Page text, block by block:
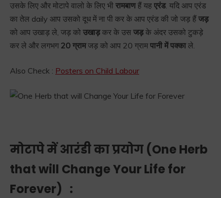
उसके लिए और मोटापे वालो के लिए भी रामबाणहैं यह एरंड. यदि आप एरंड
का तेल daily आप उसको दूध में ना पी कर के आप एरंड की जो जड़ हैं जड़
को आप उखाड़ ले, जड़ को उखाड़कर के उस जड़के अंदर उसको टुकड़े
कर ले और लगभग 20 ग्रामजड़ को आप 20 ग्राम पानी में पक्काले.
Also Check : Posters on Child Labour
मोटापे में आरंडी का प्रयोग (One Herb
that will Change Your Life for
Forever) :